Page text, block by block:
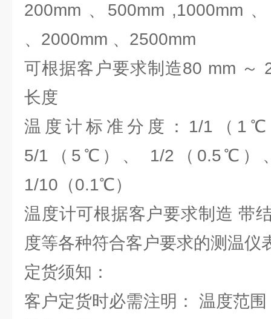
200mm 、500mm ,1000mm
、2000mm 、2500mm
可根据客户要求制造80 mm ～
长度
温度计标准分度：1/1（
5/1（5℃）、 1/2（0.5℃）
1/10（0.1℃）
温度计可根据客户要求制造 带
度等各种符合客户要求的测温仪
定货须知：
客户定货时必需注明： 温度范